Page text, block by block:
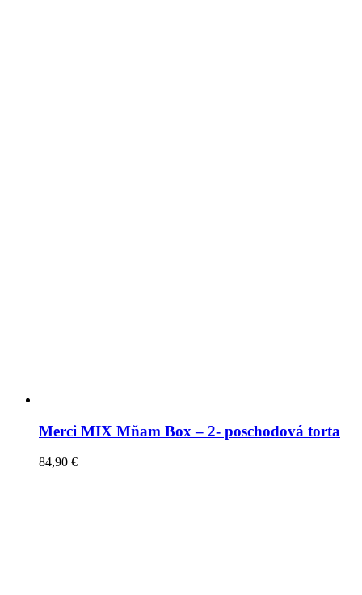
Merci MIX Mňam Box – 2- poschodová torta
84,90 €